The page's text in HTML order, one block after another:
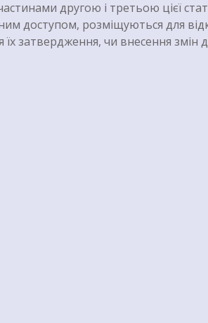
другою і третьою цієї
доступом, розміщуються для
їх затвердження, чи внесення